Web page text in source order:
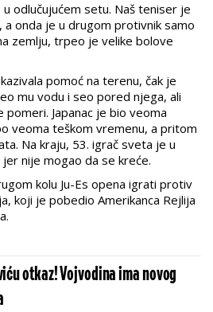
odlučujućem setu. Naš teniser je
onda je u drugom protivnik samo
zemlju, trpeo je velike bolove
pomoć na terenu, čak je
mu vodu i seo pored njega, ali
pomeri. Japanac je bio veoma
veoma teškom vremenu, a pritom
Na kraju, 53. igrač sveta je u
nije mogao da se kreće.
kolu Ju-Es opena igrati protiv
koji je pobedio Amerikanca Rejlija
otkaz! Vojvodina ima novog